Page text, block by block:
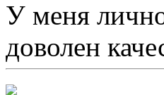
У меня
доволен